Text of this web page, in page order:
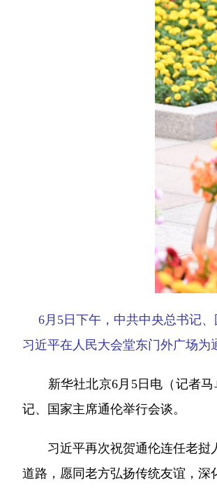
6月5日下午，中共中央总书记
习近平在人民大会堂东门外广场
新华社北京6月5日电（记者马
记、国家主席通伦举行会谈。
习近平再次祝贺通伦连任老挝人
道路，愿同老方弘扬传统友谊，深